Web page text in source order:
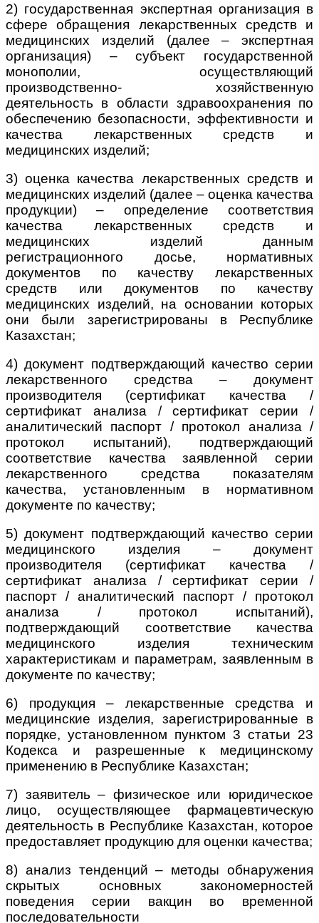
2) государственная экспертная организация в
сфере обращения лекарственных средств и
медицинских изделий (далее – экспертная
организация) – субъект государственной
монополии, осуществляющий
производственно- хозяйственную
деятельность в области здравоохранения по
обеспечению безопасности, эффективности и
качества лекарственных средств и
медицинских изделий;
3) оценка качества лекарственных средств и
медицинских изделий (далее – оценка качества
продукции) – определение соответствия
качества лекарственных средств и
медицинских изделий данным
регистрационного досье, нормативных
документов по качеству лекарственных
средств или документов по качеству
медицинских изделий, на основании которых
они были зарегистрированы в Республике
Казахстан;
4) документ подтверждающий качество серии
лекарственного средства – документ
производителя (сертификат качества /
сертификат анализа / сертификат серии /
аналитический паспорт / протокол анализа /
протокол испытаний), подтверждающий
соответствие качества заявленной серии
лекарственного средства показателям
качества, установленным в нормативном
документе по качеству;
5) документ подтверждающий качество серии
медицинского изделия – документ
производителя (сертификат качества /
сертификат анализа / сертификат серии /
паспорт / аналитический паспорт / протокол
анализа / протокол испытаний),
подтверждающий соответствие качества
медицинского изделия техническим
характеристикам и параметрам, заявленным в
документе по качеству;
6) продукция – лекарственные средства и
медицинские изделия, зарегистрированные в
порядке, установленном пунктом 3 статьи 23
Кодекса и разрешенные к медицинскому
применению в Республике Казахстан;
7) заявитель – физическое или юридическое
лицо, осуществляющее фармацевтическую
деятельность в Республике Казахстан, которое
предоставляет продукцию для оценки качества;
8) анализ тенденций – методы обнаружения
скрытых основных закономерностей
поведения серии вакцин во временной
последовательности